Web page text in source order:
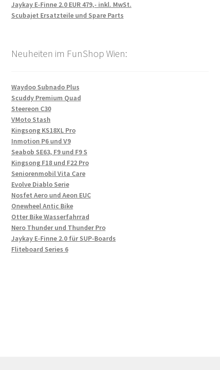
Jaykay E-Finne 2.0 EUR 479,- inkl. MwSt.
Scubajet Ersatzteile und Spare Parts
Neuheiten im FunShop Wien:
Waydoo Subnado Plus
Scuddy Premium Quad
Steereon C30
VMoto Stash
Kingsong KS18XL Pro
Inmotion P6 und V9
Seabob SE63, F9 und F9 S
Kingsong F18 und F22 Pro
Seniorenmobil Vita Care
Evolve Diablo Serie
Nosfet Aero und Aeon EUC
Onewheel Antic Bike
Otter Bike Wasserfahrrad
Nero Thunder und Thunder Pro
Jaykay E-Finne 2.0 für SUP-Boards
Fliteboard Series 6